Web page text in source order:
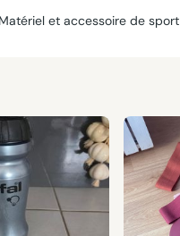
Matériel et accessoire de sport